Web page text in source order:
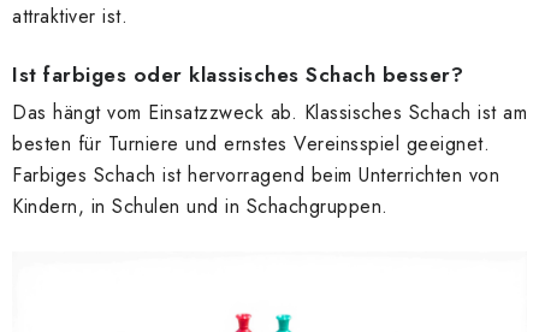
attraktiver ist.
Ist farbiges oder klassisches Schach besser?
Das hängt vom Einsatzzweck ab. Klassisches Schach ist am
besten für Turniere und ernstes Vereinsspiel geeignet.
Farbiges Schach ist hervorragend beim Unterrichten von
Kindern, in Schulen und in Schachgruppen.